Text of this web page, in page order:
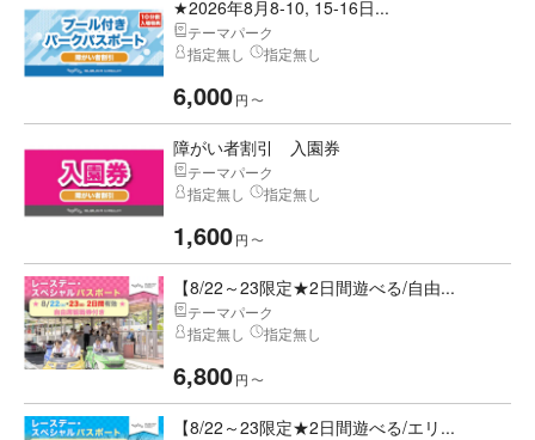
★2026年8月8-10, 15-16日...
テーマパーク
指定無し
指定無し
6,000円 〜
障がい者割引 入園券
テーマパーク
指定無し
指定無し
1,600円 〜
【8/22～23限定★2日間遊べる/自由...
テーマパーク
指定無し
指定無し
6,800円 〜
【8/22～23限定★2日間遊べる/エリ...